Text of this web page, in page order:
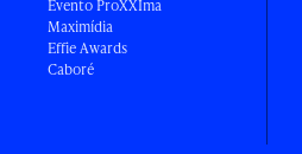
Evento ProXXIma
Maximídia
Effie Awards
Caboré